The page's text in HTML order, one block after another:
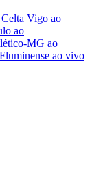
Vigo ao
ao
MG ao
ao vivo